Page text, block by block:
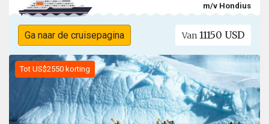
m/v Hondius
Ga naar de cruisepagina Van 11150 USD
Tot US$2550 korting